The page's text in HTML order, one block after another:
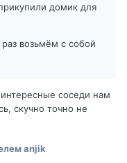
домик для
возьмём с собой
соседи нам
скучно точно не
anjik